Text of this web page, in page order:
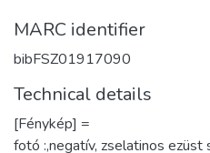
MARC identifier
bibFSZ01917090
Technical details
[Fénykép] =
fotó :,negatív, zselatinos ezüst